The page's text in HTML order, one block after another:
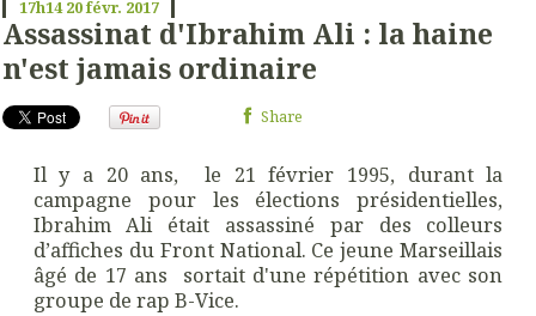
17h14 20févr. 2017
Assassinat d'Ibrahim Ali : la haine
n'est jamais ordinaire
Share
Il y a 20 ans, le 21 février 1995, durant la
campagne pour les élections présidentielles,
Ibrahim Ali était assassiné par des colleurs
d’affiches du Front National. Ce jeune Marseillais
âgé de 17 ans sortait d'une répétition avec son
groupe de rap B-Vice.